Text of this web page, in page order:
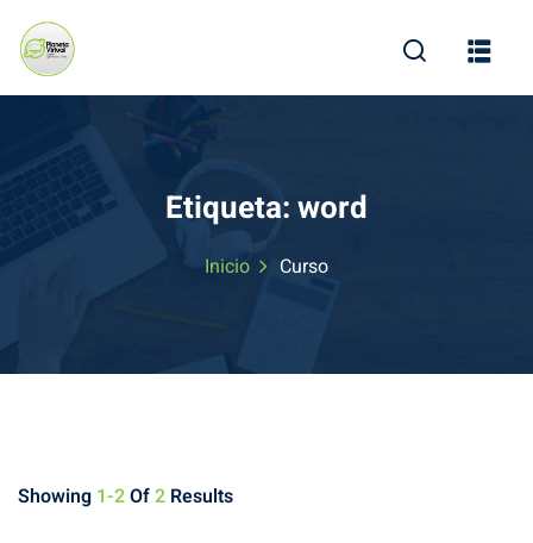
content
Etiqueta:word
Inicio Curso
Showing 1-2Of2 Results